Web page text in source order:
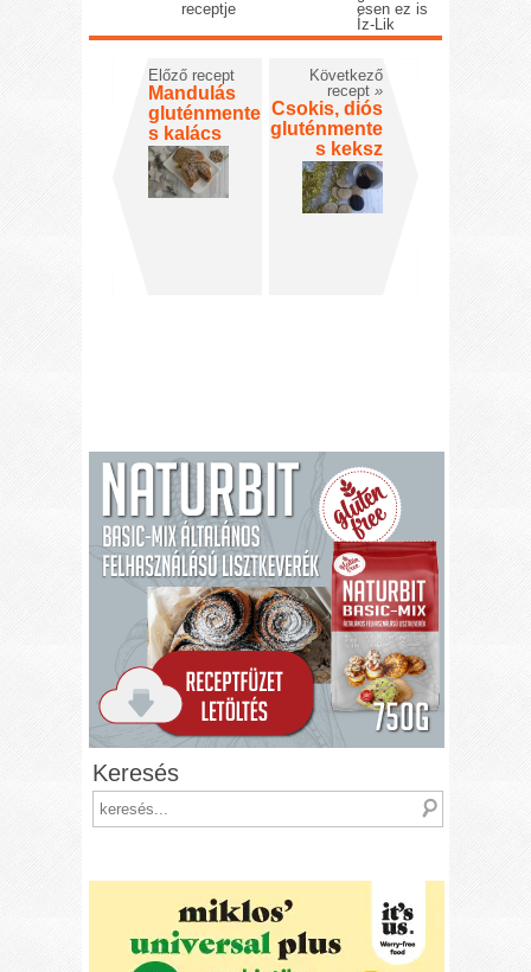
receptje
esen ez is
Íz-Lik
Előző recept
Mandulás
gluténmente
s kalács
Következő
recept »
Csokis, diós
gluténmente
s keksz
Keresés